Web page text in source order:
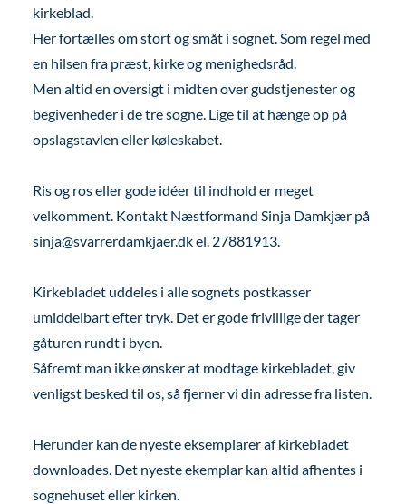
kirkeblad.
Her fortælles om stort og småt i sognet. Som regel med
en hilsen fra præst, kirke og menighedsråd.
Men altid en oversigt i midten over gudstjenester og
begivenheder i de tre sogne. Lige til at hænge op på
opslagstavlen eller køleskabet.
Ris og ros eller gode idéer til indhold er meget
velkomment. Kontakt Næstformand Sinja Damkjær på
sinja@svarrerdamkjaer.dk el. 27881913.
Kirkebladet uddeles i alle sognets postkasser
umiddelbart efter tryk. Det er gode frivillige der tager
gåturen rundt i byen.
Såfremt man ikke ønsker at modtage kirkebladet, giv
venligst besked til os, så fjerner vi din adresse fra listen.
Herunder kan de nyeste eksemplarer af kirkebladet
downloades. Det nyeste ekemplar kan altid afhentes i
sognehuset eller kirken.